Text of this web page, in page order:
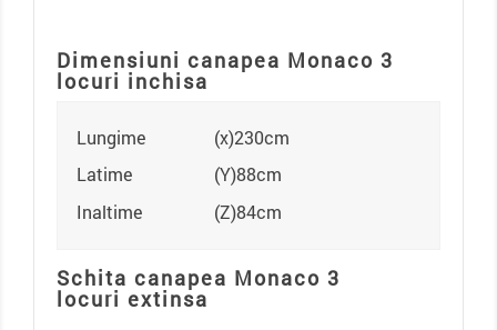
Dimensiuni canapea Monaco 3
locuri inchisa
Lungime
(x)230cm
Latime
(Y)88cm
Inaltime
(Z)84cm
Schita canapea Monaco 3
locuri extinsa